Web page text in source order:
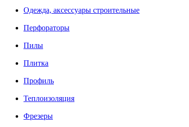
Одежда, аксессуары строительные
Перфораторы
Пилы
Плитка
Профиль
Теплоизоляция
Фрезеры